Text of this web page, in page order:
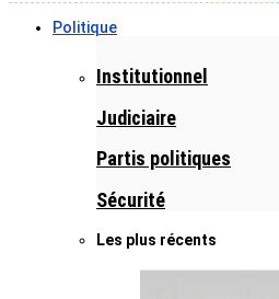
Politique
Institutionnel
Judiciaire
Partis politiques
Sécurité
Les plus récents